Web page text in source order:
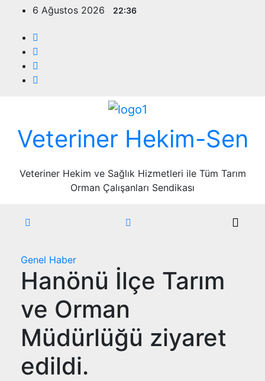
content
6 Ağustos 2026 22:36
Veteriner Hekim-Sen
Veteriner Hekim ve Sağlık Hizmetleri ile Tüm Tarım
Orman Çalışanları Sendikası
Genel Haber
Hanönü İlçe Tarım
ve Orman
Müdürlüğü ziyaret
edildi.